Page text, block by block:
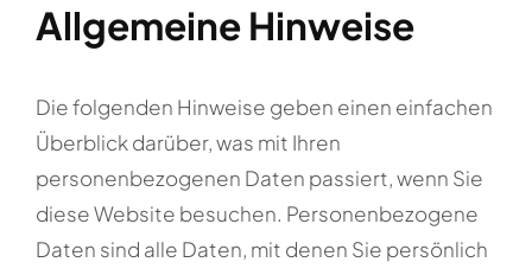
Allgemeine Hinweise
Die folgenden Hinweise geben einen einfachen
Überblick darüber, was mit Ihren
personenbezogenen Daten passiert, wenn Sie
diese Website besuchen. Personenbezogene
Daten sind alle Daten, mit denen Sie persönlich